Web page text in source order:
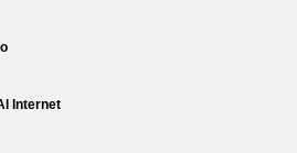
Internet